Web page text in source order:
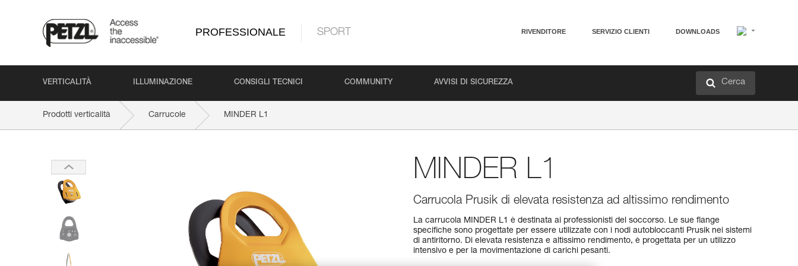
PROFESSIONALE SPORT RIVENDITORE SERVIZIO CLIENTI DOWNLOADS
VERTICALITÀ ILLUMINAZIONE CONSIGLI TECNICI COMMUNITY AVVISI DI SICUREZZA Cerca
Prodotti verticalità Carrucole MINDER L1
MINDER L1
Carrucola Prusik di elevata resistenza ad altissimo rendimento
La carrucola MINDER L1 è destinata ai professionisti del soccorso. Le sue flange
specifiche sono progettate per essere utilizzate con i nodi autobloccanti Prusik nei sistemi
di antiritorno. Di elevata resistenza e altissimo rendimento, è progettata per un utilizzo
intensivo e per la movimentazione di carichi pesanti.